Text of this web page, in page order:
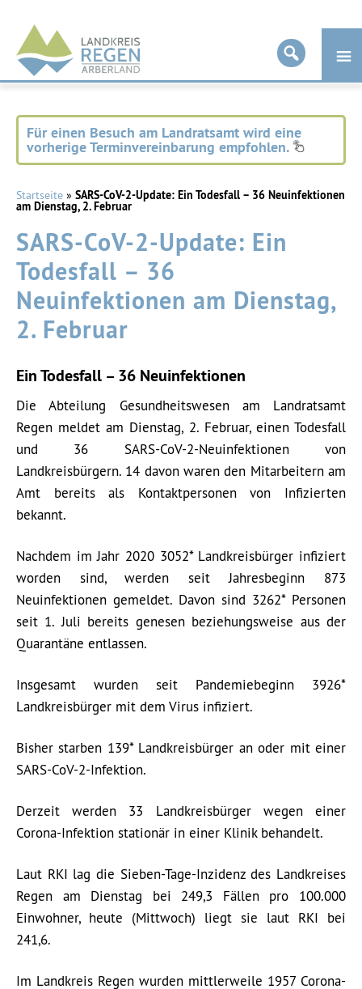
Landkreis
Regen
Für einen Besuch am Landratsamt wird eine
vorherige Terminvereinbarung empfohlen.
Startseite » SARS-CoV-2-Update: Ein Todesfall – 36 Neuinfektionen
am Dienstag, 2. Februar
SARS-CoV-2-Update: Ein
Todesfall – 36
Neuinfektionen am Dienstag,
2. Februar
Ein Todesfall – 36 Neuinfektionen
Die Abteilung Gesundheitswesen am Landratsamt
Regen meldet am Dienstag, 2. Februar, einen Todesfall
und 36 SARS-CoV-2-Neuinfektionen von
Landkreisbürgern. 14 davon waren den Mitarbeitern am
Amt bereits als Kontaktpersonen von Infizierten
bekannt.
Nachdem im Jahr 2020 3052* Landkreisbürger infiziert
worden sind, werden seit Jahresbeginn 873
Neuinfektionen gemeldet. Davon sind 3262* Personen
seit 1. Juli bereits genesen beziehungsweise aus der
Quarantäne entlassen.
Insgesamt wurden seit Pandemiebeginn 3926*
Landkreisbürger mit dem Virus infiziert.
Bisher starben 139* Landkreisbürger an oder mit einer
SARS-CoV-2-Infektion.
Derzeit werden 33 Landkreisbürger wegen einer
Corona-Infektion stationär in einer Klinik behandelt.
Laut RKI lag die Sieben-Tage-Inzidenz des Landkreises
Regen am Dienstag bei 249,3 Fällen pro 100.000
Einwohner, heute (Mittwoch) liegt sie laut RKI bei
241,6.
Im Landkreis Regen wurden mittlerweile 1957 Corona-